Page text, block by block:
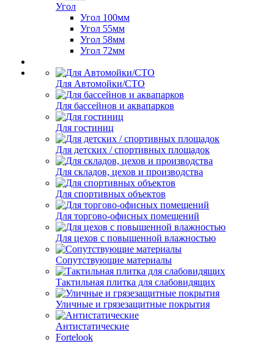
Угол
Угол 100мм
Угол 55мм
Угол 58мм
Угол 72мм
Для Автомойки/СТО
Для бассейнов и аквапарков
Для гостиниц
Для детских / спортивных площадок
Для складов, цехов и производства
Для спортивных объектов
Для торгово-офисных помещений
Для цехов с повышенной влажностью
Сопутствующие материалы
Тактильная плитка для слабовидящих
Уличные и грязезащитные покрытия
Антистатические
Fortelook